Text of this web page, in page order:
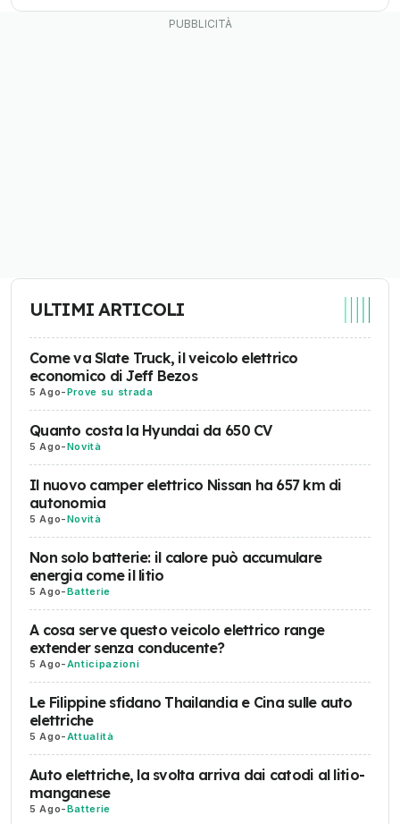
ULTIMI ARTICOLI
Come va Slate Truck, il veicolo elettrico
economico di Jeff Bezos
5 Ago-Prove su strada
Quanto costa la Hyundai da 650 CV
5 Ago-Novità
Il nuovo camper elettrico Nissan ha 657 km di
autonomia
5 Ago-Novità
Non solo batterie: il calore può accumulare
energia come il litio
5 Ago-Batterie
A cosa serve questo veicolo elettrico range
extender senza conducente?
5 Ago-Anticipazioni
Le Filippine sfidano Thailandia e Cina sulle auto
elettriche
5 Ago-Attualità
Auto elettriche, la svolta arriva dai catodi al litio-
manganese
5 Ago-Batterie